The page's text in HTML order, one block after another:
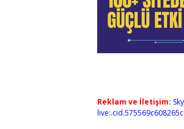
Reklam ve İletişim: